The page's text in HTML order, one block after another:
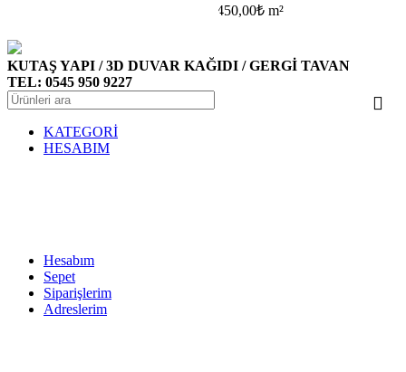
450,00₺ m²
KUTAŞ YAPI / 3D DUVAR KAĞIDI / GERGİ TAVAN
TEL: 0545 950 9227
KATEGORİ
HESABIM
Hesabım
Sepet
Siparişlerim
Adreslerim